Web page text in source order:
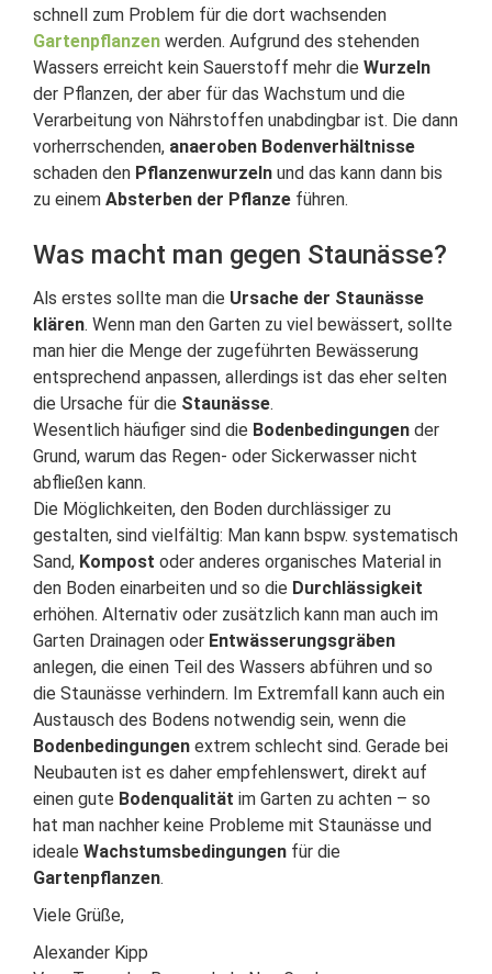
schnell zum Problem für die dort wachsenden
Gartenpflanzen werden. Aufgrund des stehenden
Wassers erreicht kein Sauerstoff mehr die Wurzeln
der Pflanzen, der aber für das Wachstum und die
Verarbeitung von Nährstoffen unabdingbar ist. Die dann
vorherrschenden, anaeroben Bodenverhältnisse
schaden den Pflanzenwurzeln und das kann dann bis
zu einem Absterben der Pflanze führen.
Was macht man gegen Staunässe?
Als erstes sollte man die Ursache der Staunässe
klären. Wenn man den Garten zu viel bewässert, sollte
man hier die Menge der zugeführten Bewässerung
entsprechend anpassen, allerdings ist das eher selten
die Ursache für die Staunässe.
Wesentlich häufiger sind die Bodenbedingungen der
Grund, warum das Regen- oder Sickerwasser nicht
abfließen kann.
Die Möglichkeiten, den Boden durchlässiger zu
gestalten, sind vielfältig: Man kann bspw. systematisch
Sand, Kompost oder anderes organisches Material in
den Boden einarbeiten und so die Durchlässigkeit
erhöhen. Alternativ oder zusätzlich kann man auch im
Garten Drainagen oder Entwässerungsgräben
anlegen, die einen Teil des Wassers abführen und so
die Staunässe verhindern. Im Extremfall kann auch ein
Austausch des Bodens notwendig sein, wenn die
Bodenbedingungen extrem schlecht sind. Gerade bei
Neubauten ist es daher empfehlenswert, direkt auf
einen gute Bodenqualität im Garten zu achten – so
hat man nachher keine Probleme mit Staunässe und
ideale Wachstumsbedingungen für die
Gartenpflanzen.
Viele Grüße,
Alexander Kipp